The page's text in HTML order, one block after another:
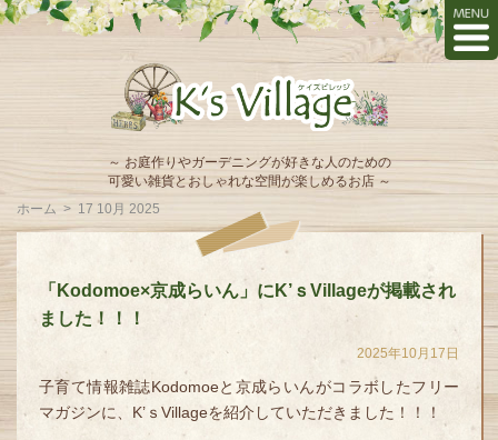
～ お庭作りやガーデニングが好きな人のための
可愛い雑貨とおしゃれな空間が楽しめるお店 ～
ホーム > 17 10月 2025
「Kodomoe×京成らいん」にK’ｓVillageが掲載され
ました！！！
2025年10月17日
子育て情報雑誌Kodomoeと京成らいんがコラボしたフリー
マガジンに、K’ｓVillageを紹介していただきました！！！